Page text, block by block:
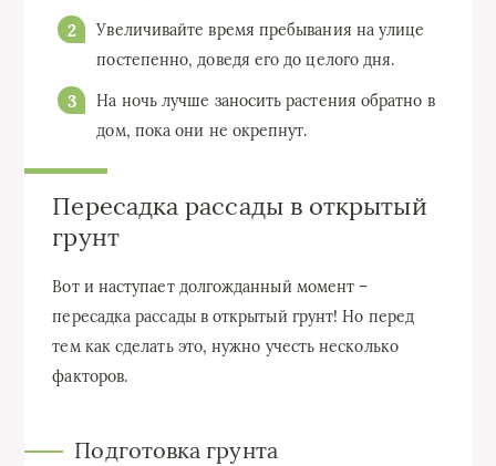
Увеличивайте время пребывания на улице
постепенно, доведя его до целого дня.
На ночь лучше заносить растения обратно в
дом, пока они не окрепнут.
Пересадка рассады в открытый
грунт
Вот и наступает долгожданный момент –
пересадка рассады в открытый грунт! Но перед
тем как сделать это, нужно учесть несколько
факторов.
Подготовка грунта